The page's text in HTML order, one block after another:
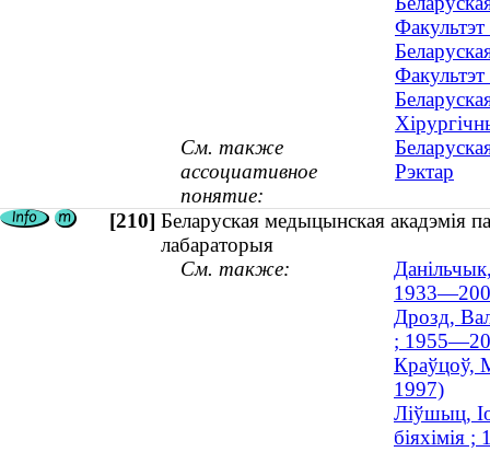
См. также
ассоциативное
понятие:
Рэктар
[210] Беларуская медыцынская акадэмія
лабараторыя
См. также:
Дрозд,
;
Краўцоў,
1997)
Ліўшыц,
біяхімія